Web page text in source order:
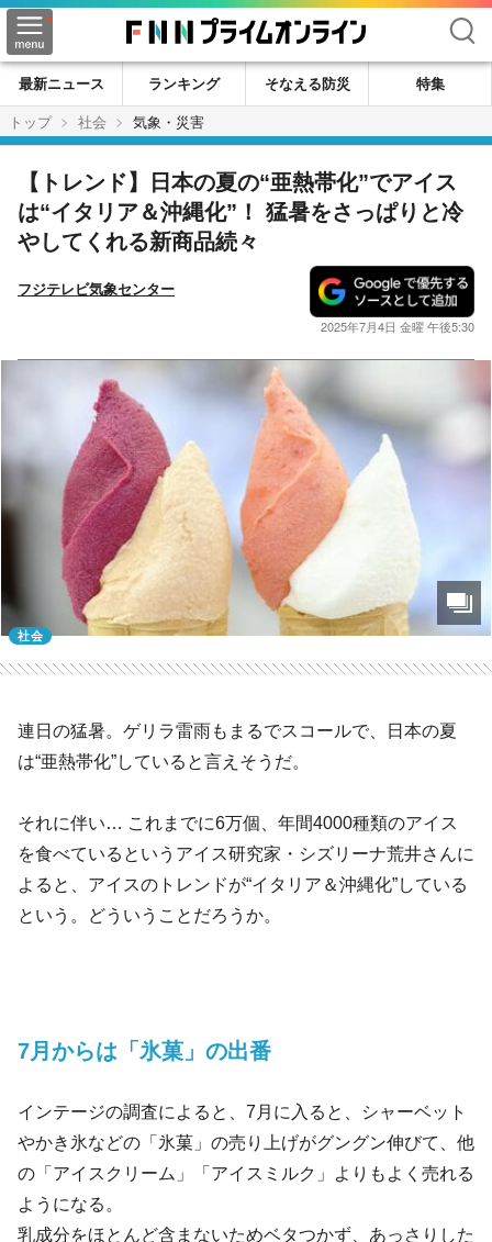
検索
最新ニュース ランキング そなえる防災
特集
トップ
社会 気象・災害
【トレンド】日本の夏の“亜熱帯化”でアイス
は“イタリア＆沖縄化”！ 猛暑をさっぱりと冷
やしてくれる新商品続々
フジテレビ気象センター
2025年7月4日 金曜 午後5:30
社会
連日の猛暑。ゲリラ雷雨もまるでスコールで、日本の夏
は“亜熱帯化”していると言えそうだ。
それに伴い… これまでに6万個、年間4000種類のアイス
を食べているというアイス研究家・シズリーナ荒井さんに
よると、アイスのトレンドが“イタリア＆沖縄化”している
という。どういうことだろうか。
7月からは「氷菓」の出番
インテージの調査によると、7月に入ると、シャーベット
やかき氷などの「氷菓」の売り上げがグングン伸びて、他
の「アイスクリーム」「アイスミルク」よりもよく売れる
ようになる。
乳成分をほとんど含まないためベタつかず、あっさりした